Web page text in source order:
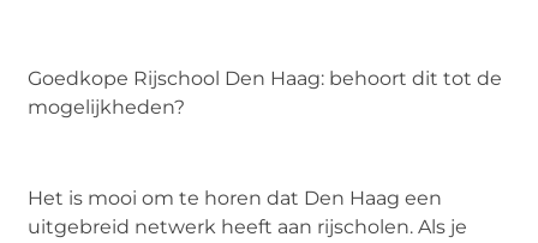
Goedkope Rijschool Den Haag: behoort dit tot de
mogelijkheden?
Het is mooi om te horen dat Den Haag een
uitgebreid netwerk heeft aan rijscholen. Als je